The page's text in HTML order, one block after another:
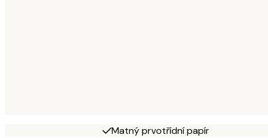
Matný prvotřídní papír